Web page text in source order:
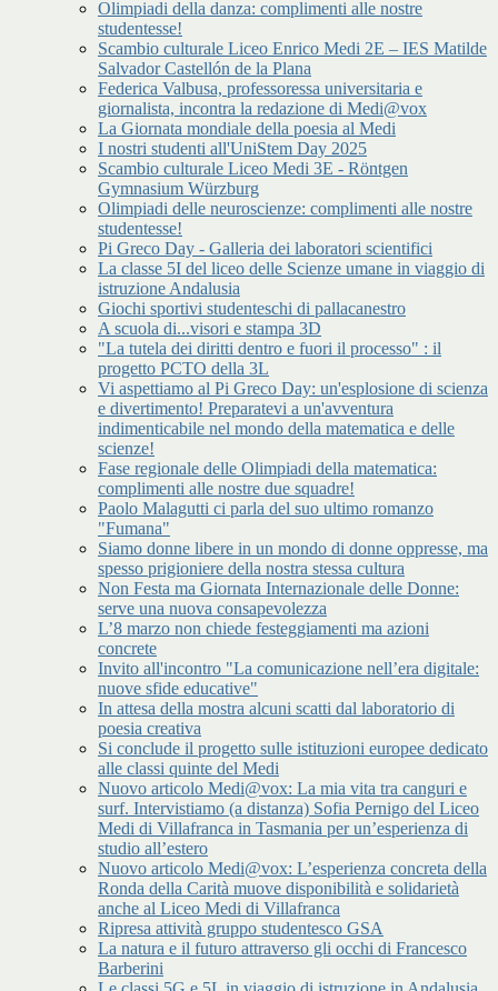
Olimpiadi della danza: complimenti alle nostre
studentesse!
Scambio culturale Liceo Enrico Medi 2E – IES Matilde
Salvador Castellón de la Plana
Federica Valbusa, professoressa universitaria e
giornalista, incontra la redazione di Medi@vox
La Giornata mondiale della poesia al Medi
I nostri studenti all'UniStem Day 2025
Scambio culturale Liceo Medi 3E - Röntgen
Gymnasium Würzburg
Olimpiadi delle neuroscienze: complimenti alle nostre
studentesse!
Pi Greco Day - Galleria dei laboratori scientifici
La classe 5I del liceo delle Scienze umane in viaggio di
istruzione Andalusia
Giochi sportivi studenteschi di pallacanestro
A scuola di...visori e stampa 3D
"La tutela dei diritti dentro e fuori il processo" : il
progetto PCTO della 3L
Vi aspettiamo al Pi Greco Day: un'esplosione di scienza
e divertimento! Preparatevi a un'avventura
indimenticabile nel mondo della matematica e delle
scienze!
Fase regionale delle Olimpiadi della matematica:
complimenti alle nostre due squadre!
Paolo Malagutti ci parla del suo ultimo romanzo
"Fumana"
Siamo donne libere in un mondo di donne oppresse, ma
spesso prigioniere della nostra stessa cultura
Non Festa ma Giornata Internazionale delle Donne:
serve una nuova consapevolezza
L’8 marzo non chiede festeggiamenti ma azioni
concrete
Invito all'incontro "La comunicazione nell’era digitale:
nuove sfide educative"
In attesa della mostra alcuni scatti dal laboratorio di
poesia creativa
Si conclude il progetto sulle istituzioni europee dedicato
alle classi quinte del Medi
Nuovo articolo Medi@vox: La mia vita tra canguri e
surf. Intervistiamo (a distanza) Sofia Pernigo del Liceo
Medi di Villafranca in Tasmania per un’esperienza di
studio all’estero
Nuovo articolo Medi@vox: L’esperienza concreta della
Ronda della Carità muove disponibilità e solidarietà
anche al Liceo Medi di Villafranca
Ripresa attività gruppo studentesco GSA
La natura e il futuro attraverso gli occhi di Francesco
Barberini